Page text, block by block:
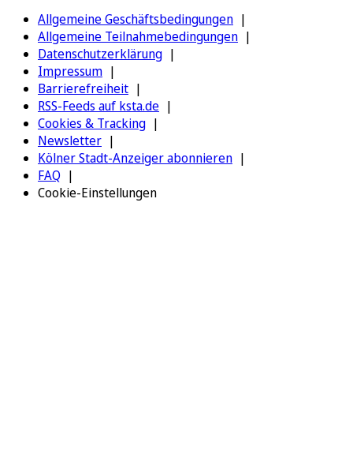
Allgemeine Geschäftsbedingungen
Allgemeine Teilnahmebedingungen
Datenschutzerklärung
Impressum
Barrierefreiheit
RSS-Feeds auf ksta.de
Cookies & Tracking
Newsletter
Kölner Stadt-Anzeiger abonnieren
FAQ
Cookie-Einstellungen